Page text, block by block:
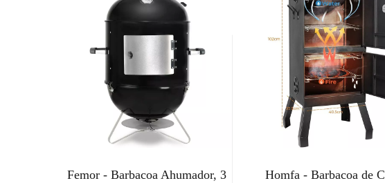
Femor - Barbacoa Ahumador, 3
Homfa - Barbacoa de